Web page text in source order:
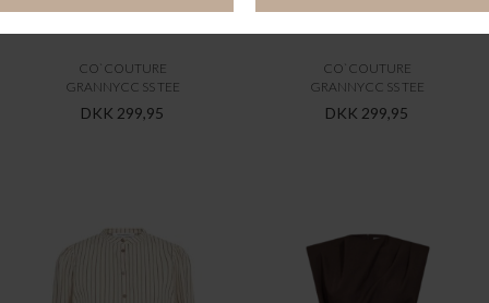
CO`COUTURE
GRANNYCC SS TEE
DKK 299,95
CO`COUTURE
GRANNYCC SS TEE
DKK 299,95